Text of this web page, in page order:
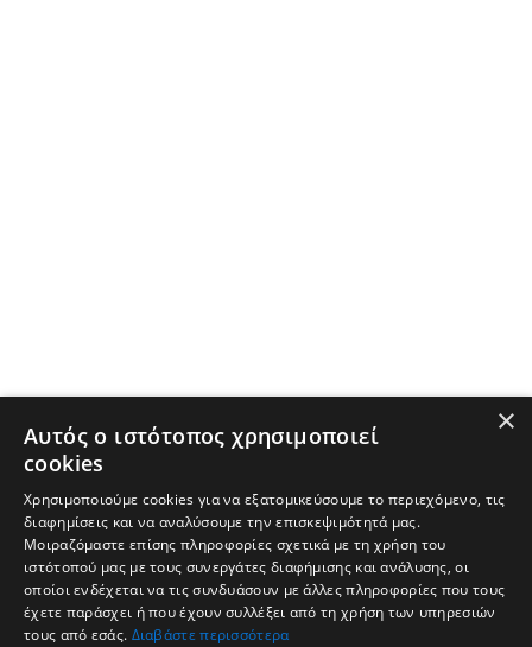
×
Αυτός ο ιστότοπος χρησιμοποιεί
cookies
Χρησιμοποιούμε cookies για να εξατομικεύσουμε το περιεχόμενο, τις
διαφημίσεις και να αναλύσουμε την επισκεψιμότητά μας.
Μοιραζόμαστε επίσης πληροφορίες σχετικά με τη χρήση του
ιστότοπού μας με τους συνεργάτες διαφήμισης και ανάλυσης, οι
οποίοι ενδέχεται να τις συνδυάσουν με άλλες πληροφορίες που τους
έχετε παράσχει ή που έχουν συλλέξει από τη χρήση των υπηρεσιών
τους από εσάς. Διαβάστε περισσότερα